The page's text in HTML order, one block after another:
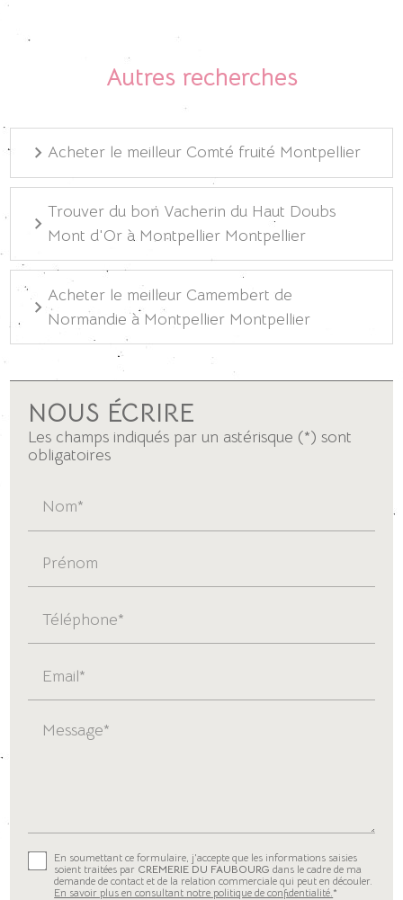
Autres recherches
Acheter le meilleur Comté fruité Montpellier
Trouver du bon Vacherin du Haut Doubs
Mont d'Or à Montpellier Montpellier
Acheter le meilleur Camembert de
Normandie à Montpellier Montpellier
NOUS ÉCRIRE
Les champs indiqués par un astérisque (*) sont
obligatoires
Nom*
Prénom
Téléphone*
Email*
Message*
En soumettant ce formulaire, j'accepte que les informations saisies
soient traitées par CREMERIE DU FAUBOURG dans le cadre de ma
demande de contact et de la relation commerciale qui peut en découler.
En savoir plus en consultant notre politique de confidentialité. *